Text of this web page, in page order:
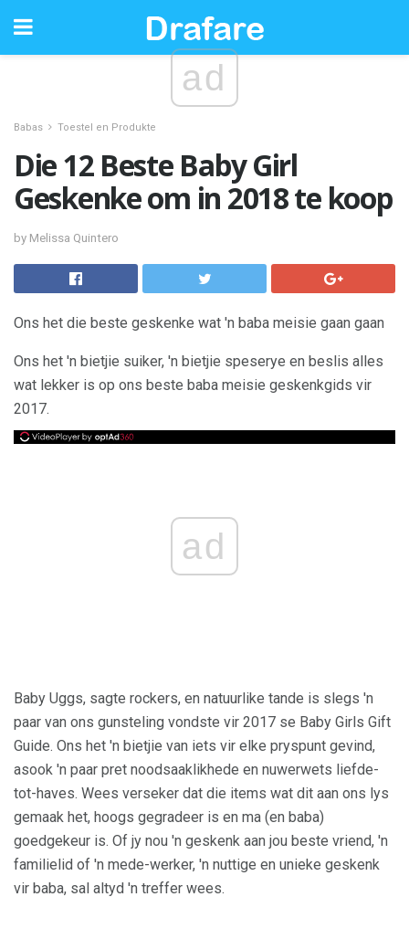
ad
Babas Toestel en Produkte
Die 12 Beste Baby Girl
Geskenke om in 2018 te koop
by Melissa Quintero
Ons het die beste geskenke wat 'n baba meisie gaan gaan
Ons het 'n bietjie suiker, 'n bietjie speserye en beslis alles
wat lekker is op ons beste baba meisie geskenkgids vir
2017.
ad
Baby Uggs, sagte rockers, en natuurlike tande is slegs 'n
paar van ons gunsteling vondste vir 2017 se Baby Girls Gift
Guide. Ons het 'n bietjie van iets vir elke pryspunt gevind,
asook 'n paar pret noodsaaklikhede en nuwerwets liefde-
tot-haves. Wees verseker dat die items wat dit aan ons lys
gemaak het, hoogs gegradeer is en ma (en baba)
goedgekeur is. Of jy nou 'n geskenk aan jou beste vriend, 'n
familielid of 'n mede-werker, 'n nuttige en unieke geskenk
vir baba, sal altyd 'n treffer wees.